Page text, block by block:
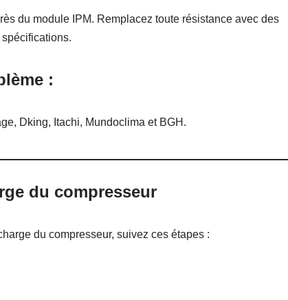
du module IPM. Remplacez toute résistance avec des
:
Dking, Itachi, Mundoclima et BGH.
du compresseur
du compresseur, suivez ces étapes :